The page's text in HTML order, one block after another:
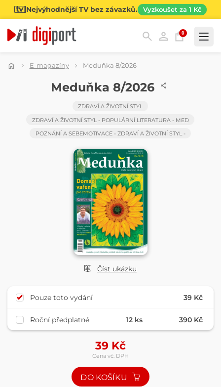
Nejvýhodnější TV bez závazků. Vyzkoušet za 1 Kč
0
Kategorie
E-magazíny Meduňka 8/2026
Číst ukázku
Meduňka 8/2026
ZDRAVÍ A ŽIVOTNÍ STYL
ZDRAVÍ A ŽIVOTNÍ STYL - POPULÁRNÍ LITERATURA - MED
POZNÁNÍ A SEBEMOTIVACE - ZDRAVÍ A ŽIVOTNÍ STYL -
Pouze toto vydání 39 Kč
Roční předplatné 12 ks 390 Kč
39 Kč
Cena vč. DPH
DO KOŠÍKU